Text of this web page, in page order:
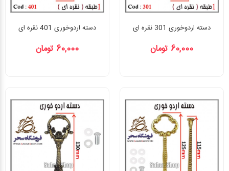
دسته اردوخوری 301 نقره ای
60,000 تومان
دسته اردوخوری 401 نقره ای
60,000 تومان